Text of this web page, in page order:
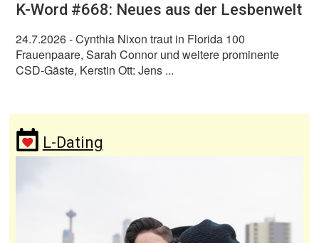
K-Word #668: Neues aus der Lesbenwelt
24.7.2026- Cynthia Nixon traut in Florida 100
Frauenpaare, Sarah Connor und weitere prominente
CSD-Gäste, Kerstin Ott: Jens ...
L-Dating